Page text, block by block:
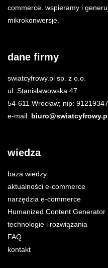
commerce. wspieramy i
mikrokonwersje.
dane firmy
swiatcyfrowy.pl sp. z o.o.
ul. Stanisławowska 47
54-611 Wrocław; nip:
e-mail:
wiedza
baza wiedzy
aktualności e-commerce
narzędzia e-commerce
Humanized Content Generator
technologie i rozwiązania
FAQ
kontakt